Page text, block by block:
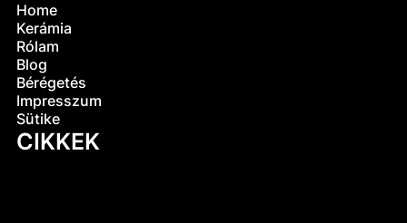
Home
Kerámia
Rólam
Blog
Bérégetés
Impresszum
Sütike
CIKKEK